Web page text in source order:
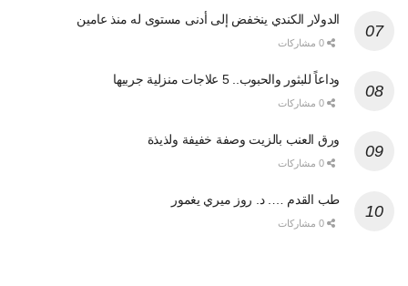
الدولار الكندي ينخفض إلى أدنى مستوى له منذ عامين
وداعاً للبثور والحبوب.. 5 علاجات منزلية جربيها
ورق العنب بالزيت وصفة خفيفة ولذيذة
طب القدم …. د. روز ميري يغمور